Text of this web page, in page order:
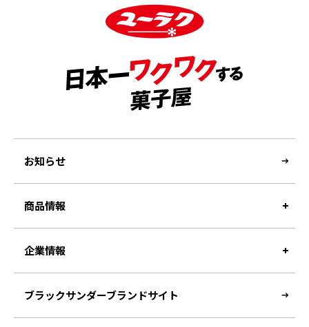
お知らせ
商品情報
企業情報
ブラックサンダーブランドサイト